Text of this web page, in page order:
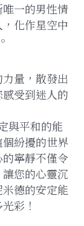
一的男性情
化作星空中
量，散發出
受到迷人的
與平和的能
紛擾的世界
寧靜不僅令
您的心靈沉
德的安定能
彩！